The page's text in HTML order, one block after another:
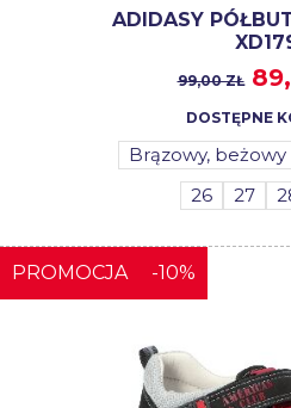
ADIDASY
99,00 ZŁ
DOSTĘPNE
Brązowy, beżowy
26
27
PROMOCJA -10%